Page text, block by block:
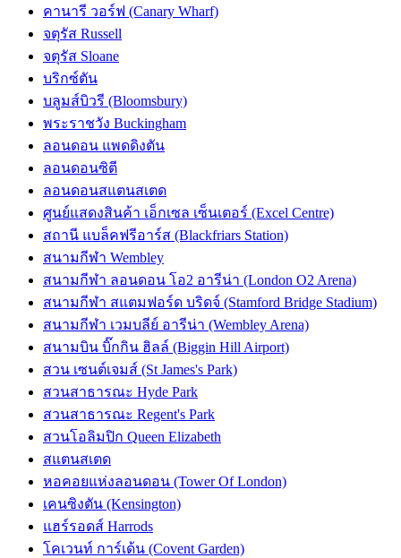
คานารี วอร์ฟ (Canary Wharf)
จตุรัส Russell
จตุรัส Sloane
บริกซ์ตัน
บลูมส์บิวรี (Bloomsbury)
พระราชวัง Buckingham
ลอนดอน แพดดิงตัน
ลอนดอนซิตี
ลอนดอนสแตนสเตด
ศูนย์แสดงสินค้า เอ็กเซล เซ็นเตอร์ (Excel Centre)
สถานี แบล็คฟรีอาร์ส (Blackfriars Station)
สนามกีฬา Wembley
สนามกีฬา ลอนดอน โอ2 อารีน่า (London O2 Arena)
สนามกีฬา สแตมฟอร์ด บริดจ์ (Stamford Bridge Stadium)
สนามกีฬา เวมบลีย์ อารีน่า (Wembley Arena)
สนามบิน บิ๊กกิน ฮิลล์ (Biggin Hill Airport)
สวน เซนต์เจมส์ (St James's Park)
สวนสาธารณะ Hyde Park
สวนสาธารณะ Regent's Park
สวนโอลิมปิก Queen Elizabeth
สแตนสเตด
หอคอยแห่งลอนดอน (Tower Of London)
เคนซิงตัน (Kensington)
แฮร์รอดส์ Harrods
โคเวนท์ การ์เด้น (Covent Garden)